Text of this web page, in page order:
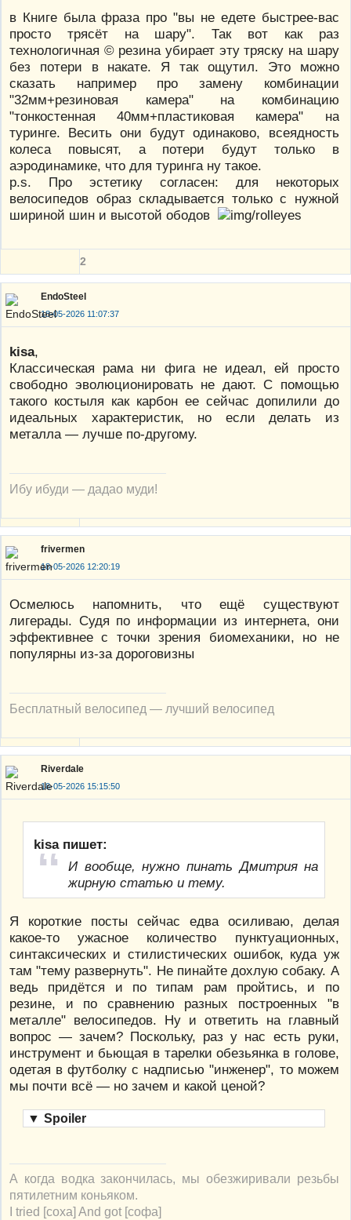
в Книге была фраза про "вы не едете быстрее-вас
просто трясёт на шару". Так вот как раз
технологичная © резина убирает эту тряску на шару
без потери в накате. Я так ощутил. Это можно
сказать например про замену комбинации
"32мм+резиновая камера" на комбинацию
"тонкостенная 40мм+пластиковая камера" на
туринге. Весить они будут одинаково, всеядность
колеса повысят, а потери будут только в
аэродинамике, что для туринга ну такое.
p.s. Про эстетику согласен: для некоторых
велосипедов образ складывается только с нужной
шириной шин и высотой ободов
2
EndoSteel
18-05-2026 11:07:37
kisa,
Классическая рама ни фига не идеал, ей просто
свободно эволюционировать не дают. С помощью
такого костыля как карбон ее сейчас допилили до
идеальных характеристик, но если делать из
металла — лучше по-другому.
Ибу ибуди — дадао муди!
frivermen
18-05-2026 12:20:19
Осмелюсь напомнить, что ещё существуют
лигерады. Судя по информации из интернета, они
эффективнее с точки зрения биомеханики, но не
популярны из-за дороговизны
Бесплатный велосипед — лучший велосипед
Riverdale
18-05-2026 15:15:50
kisa пишет:
И вообще, нужно пинать Дмитрия на
жирную статью и тему.
Я короткие посты сейчас едва осиливаю, делая
какое-то ужасное количество пунктуационных,
синтаксических и стилистических ошибок, куда уж
там "тему развернуть". Не пинайте дохлую собаку. А
ведь придётся и по типам рам пройтись, и по
резине, и по сравнению разных построенных "в
металле" велосипедов. Ну и ответить на главный
вопрос — зачем? Поскольку, раз у нас есть руки,
инструмент и бьющая в тарелки обезьянка в голове,
одетая в футболку с надписью "инженер", то можем
мы почти всё — но зачем и какой ценой?
▼ Spoiler
А когда водка закончилась, мы обезжиривали резьбы
пятилетним коньяком.
I tried [соха] And got [софа]